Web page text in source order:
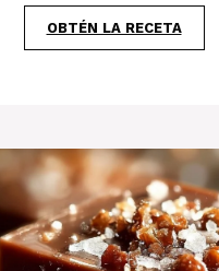
OBTÉN LA RECETA